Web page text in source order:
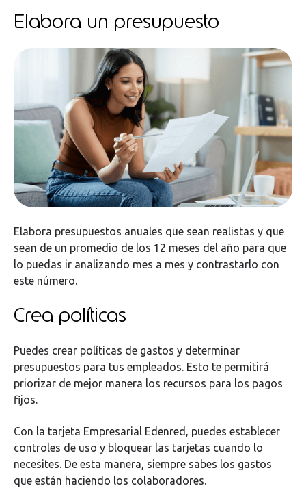
Elabora un presupuesto
Elabora presupuestos anuales que sean realistas y que
sean de un promedio de los 12 meses del año para que
lo puedas ir analizando mes a mes y contrastarlo con
este número.
Crea políticas
Puedes crear políticas de gastos y determinar
presupuestos para tus empleados. Esto te permitirá
priorizar de mejor manera los recursos para los pagos
fijos.
Con la tarjeta Empresarial Edenred, puedes establecer
controles de uso y bloquear las tarjetas cuando lo
necesites. De esta manera, siempre sabes los gastos
que están haciendo los colaboradores.